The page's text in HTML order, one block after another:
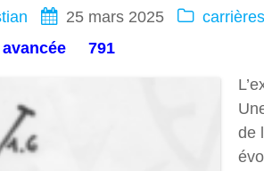
25 mars 2025
avancée 791
de